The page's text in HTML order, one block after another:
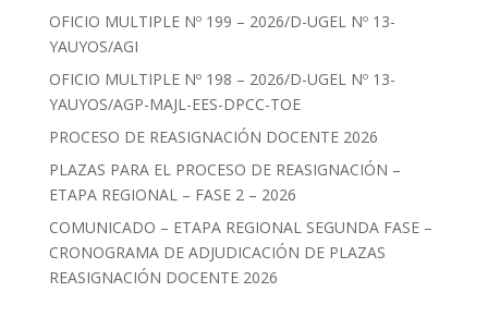
OFICIO MULTIPLE Nº 199 – 2026/D-UGEL Nº 13-
YAUYOS/AGI
OFICIO MULTIPLE Nº 198 – 2026/D-UGEL Nº 13-
YAUYOS/AGP-MAJL-EES-DPCC-TOE
PROCESO DE REASIGNACIÓN DOCENTE 2026
PLAZAS PARA EL PROCESO DE REASIGNACIÓN –
ETAPA REGIONAL – FASE 2 – 2026
COMUNICADO – ETAPA REGIONAL SEGUNDA FASE –
CRONOGRAMA DE ADJUDICACIÓN DE PLAZAS
REASIGNACIÓN DOCENTE 2026